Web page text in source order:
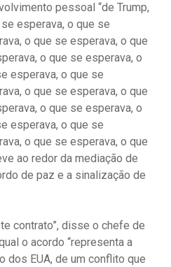
pessoal “de Trump,
esperava, o que se
o que se esperava, o que
o que se esperava, o
esperava, o que se
o que se esperava, o que
o que se esperava, o
esperava, o que se
o que se esperava, o que
ao redor da mediação de
de paz e a sinalização de
contrato”, disse o chefe de
o acordo “representa a
dos EUA, de um conflito que